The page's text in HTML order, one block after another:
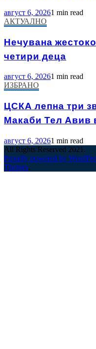
август 6, 20261 min read
АКТУАЛНО
Нечувана
четири деца
август 6, 20261 min read
ИЗБРАНО
ЦСКА лепна три
Макаби Тел Авив
август 6, 20261 min read
All Rights Reserved 2021.
Proudly powered by
Themes.